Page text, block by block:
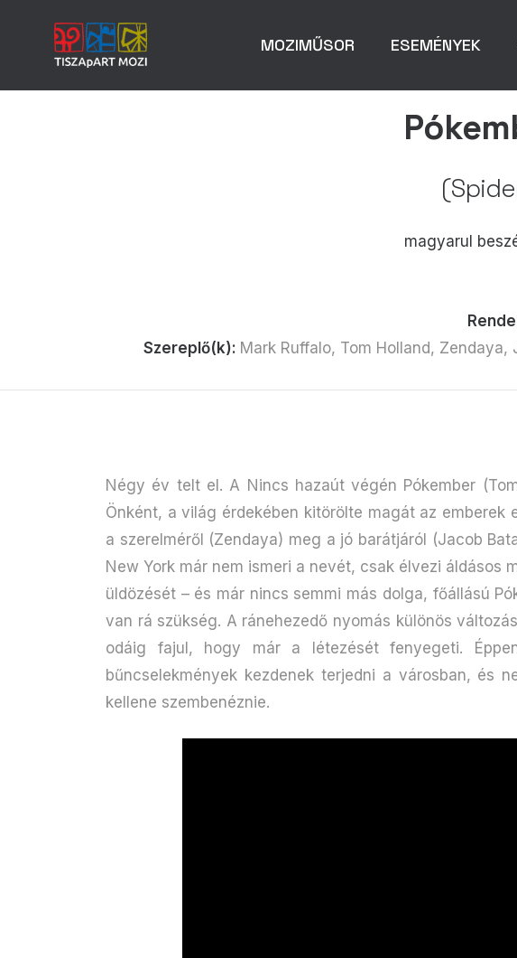
MOZIMŰSOR ESEMÉNYEK
magyarul
Szereplő(k): Mark Ruffalo, Tom Holland,
Négy év telt el. A Nincs hazaút végén Pókember
Önként, a világ érdekében kitörölte magát az emberek
a szerelméről (Zendaya) meg a jó barátjáról (Jacob
New York már nem ismeri a nevét, csak élvezi áldásos
üldözését – és már nincs semmi más dolga, főállású
van rá szükség. A ránehezedő nyomás különös
odáig fajul, hogy már a létezését fenyegeti.
bűncselekmények kezdenek terjedni a városban, és
kellene szembenéznie.